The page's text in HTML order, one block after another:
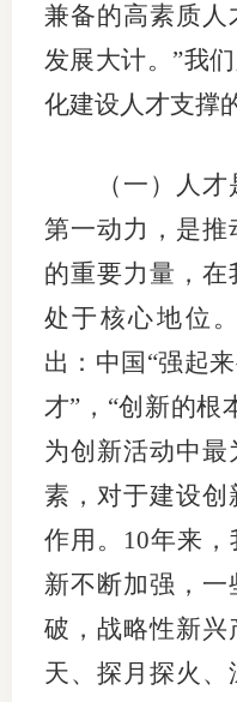
兼备的高素质
发展大计。”我
化建设人才支撑
（一）人才
第一动力，是
的重要力量，
处于核心地位
出：中国“强起
才”，“创新的根
为创新活动中最
素，对于建设
作用。10年来，
新不断加强，
破，战略性新
天、探月探火